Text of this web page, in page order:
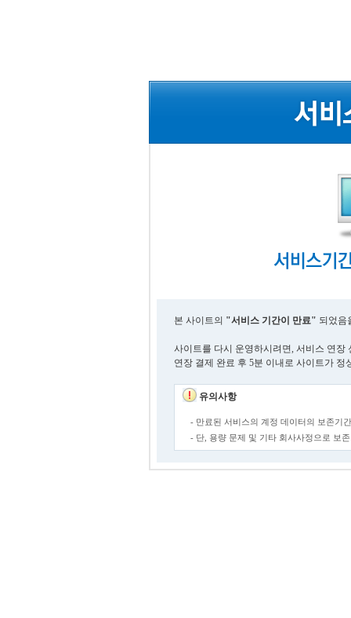
본 사이트의 "서비스 기간이 만료" 되었음
사이트를 다시 운영하시려면, 서비스 연장
연장 결제 완료 후 5분 이내로 사이트가 정
유의사항
- 만료된 서비스의 계정 데이터의 보존기
- 단, 용량 문제 및 기타 회사사정으로 보